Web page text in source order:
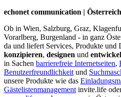
echonet communication | Österreich
Ob in Wien, Salzburg, Graz,
Vorarlberg, Burgenland - in ganz
da und liefert Services, Produkte und
konzipieren, designen und
in Sachen barrierefreie Internetseiten,
Benutzerfreundlichkeit und
unsere Produkte wie das
Gästelistenmanagement invite.life